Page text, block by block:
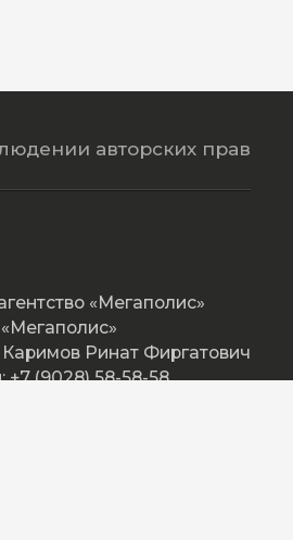
авторских прав
«Мегаполис»
Ринат Фиргатович
(9028) 58-58-58